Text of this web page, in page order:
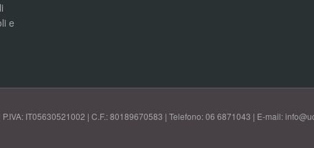
e
IT05630521002 | C.F.: 80189670583 | Telefono: 06 6871043 | E-mail: